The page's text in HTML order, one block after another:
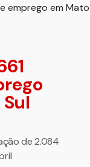
de 2.084